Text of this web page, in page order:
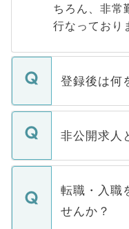
ちろん、非常
行なっており
登録後は何
ご登録いただ
登録内容を
ます。通常、
いただきま
い。
非公開求人
マイナビ
うち約3割は
けない「非
下記の理由
転職・入職
せんか？